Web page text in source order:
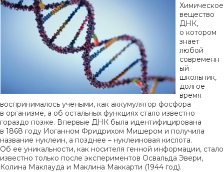
Химическое
вещество
ДНК,
о котором
знает
любой
современн
ый
школьник,
долгое
время
воспринималось учеными, как аккумулятор фосфора
в организме, а об остальных функциях стало известно
гораздо позже. Впервые ДНК была идентифицирована
в 1868 году Иоганном Фридрихом Мишером и получила
название нуклеин, а позднее – нуклеиновая кислота.
Об ее уникальности, как носителя генной информации, стало
известно только после экспериментов Освальда Эвери,
Колина Маклауда и Маклина Маккарти (1944 год).